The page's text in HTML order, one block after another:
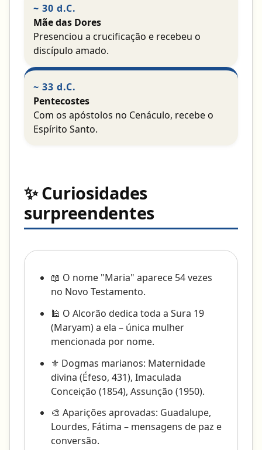
~ 30 d.C.
Mãe das Dores
Presenciou a crucificação e recebeu o
discípulo amado.
~ 33 d.C.
Pentecostes
Com os apóstolos no Cenáculo, recebe o
Espírito Santo.
✨ Curiosidades
surpreendentes
📖 O nome "Maria" aparece 54 vezes
no Novo Testamento.
🕌 O Alcorão dedica toda a Sura 19
(Maryam) a ela – única mulher
mencionada por nome.
⚜️ Dogmas marianos: Maternidade
divina (Éfeso, 431), Imaculada
Conceição (1854), Assunção (1950).
🎨 Aparições aprovadas: Guadalupe,
Lourdes, Fátima – mensagens de paz e
conversão.